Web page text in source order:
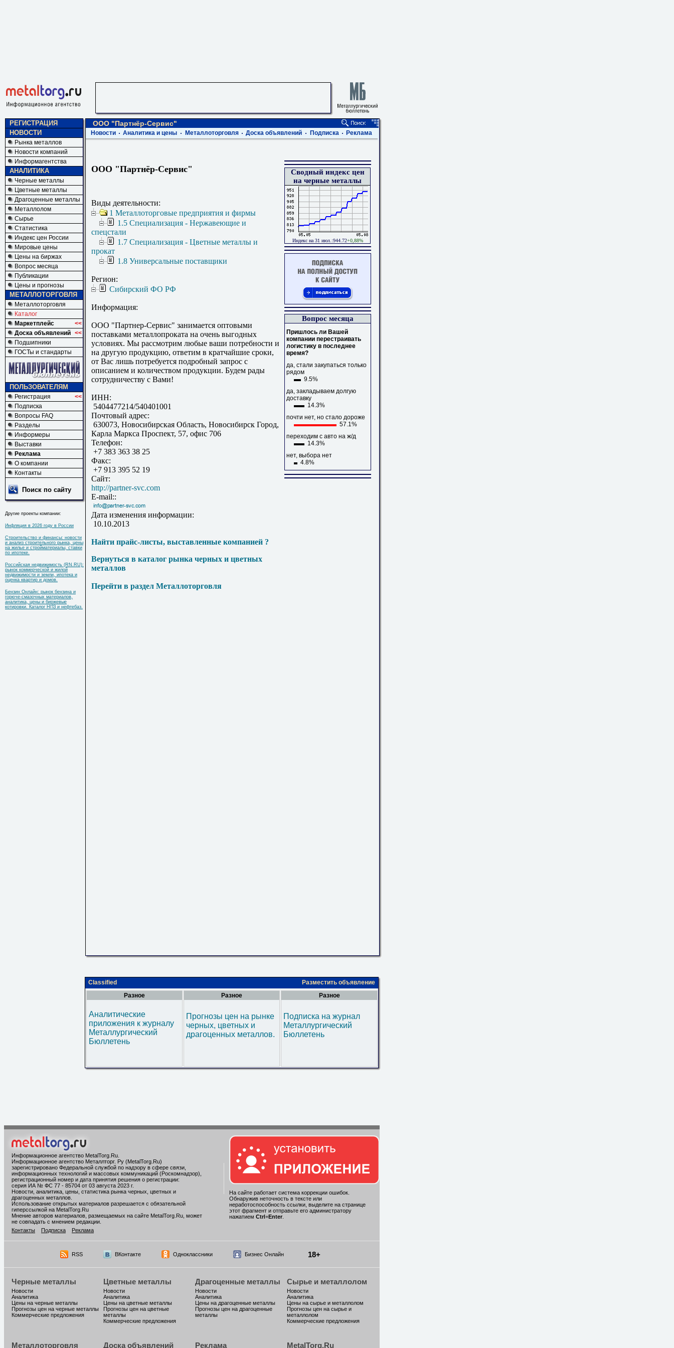
РЕГИСТРАЦИЯ
НОВОСТИ
Рынка металлов
Новости компаний
Информагентства
АНАЛИТИКА
Черные металлы
Цветные металлы
Драгоценные металлы
Металлолом
Сырье
Статистика
Индекс цен России
Мировые цены
Цены на биржах
Вопрос месяца
Публикации
Цены и прогнозы
МЕТАЛЛОТОРГОВЛЯ
Металлоторговля
Каталог
Маркетплейс
<<
Доска объявлений <<
Подшипники
ГОСТы и стандарты
ПОЛЬЗОВАТЕЛЯМ
Регистрация
<<
Подписка
Вопросы FAQ
Разделы
Информеры
Выставки
Реклама
О компании
Контакты
Поиск по сайту
Другие проекты компании:
Инфляция в 2026 году в России
Строительство и финансы: новости
и анализ строительного рынка, цены
на жилье и стройматериалы, ставки
по ипотеке.
Российская недвижимость (RN.RU):
рынок коммерческой и жилой
недвижимости и земли, ипотека и
оценка квартир и домов.
Бензин Онлайн: рынок бензина и
горюче-смазочных материалов,
аналитика, цены и биржевые
котировки. Каталог НПЗ и нефтебаз.
ООО "Партнёр-Сервис"
Новости Аналитика и цены Металлоторговля Доска объявлений Подписка Реклама
ООО "Партнёр-Сервис"
Виды деятельности:
1 Металлоторговые предприятия и фирмы
1.5 Специализация - Нержавеющие и
спецстали
1.7 Специализация - Цветные металлы и
прокат
1.8 Универсальные поставщики
Регион:
Сибирский ФО РФ
Информация:
ООО "Партнер-Сервис" занимается оптовыми
поставками металлопроката на очень выгодных
условиях. Мы рассмотрим любые ваши потребности и
на другую продукцию, ответим в кратчайшие сроки,
от Вас лишь потребуется подробный запрос с
описанием и количеством продукции. Будем рады
сотрудничеству с Вами!
ИНН:
5404477214/540401001
Почтовый адрес:
630073, Новосибирская Область, Новосибирск Город,
Карла Маркса Проспект, 57, офис 706
Телефон:
+7 383 363 38 25
Факс:
+7 913 395 52 19
Сайт:
http://partner-svc.com
E-mail::
Дата изменения информации:
10.10.2013
Найти прайс-листы, выставленные компанией ?
Вернуться в каталог рынка черных и цветных
металлов
Перейти в раздел Металлоторговля
Сводный индекс цен
на черные металлы
Индекс на 31 июл.:944.72+0,88%
Вопрос месяца
Пришлось ли Вашей
компании перестраивать
логистику в последнее
время?
да, стали закупаться только
рядом
9.5%
да, закладываем долгую
доставку
14.3%
почти нет, но стало дороже
57.1%
переходим с авто на ж/д
14.3%
нет, выбора нет
4.8%
Classified
Разместить объявление
Разное
Аналитические
приложения к журналу
Металлургический
Бюллетень
Разное
Прогнозы цен на рынке
черных, цветных и
драгоценных металлов.
Разное
Подписка на журнал
Металлургический
Бюллетень
Информационное агентство MetalTorg.Ru
Информационное агентство Металлторг. Ру (MetalTorg.Ru)
зарегистрировано Федеральной службой по надзору в сфере связи,
информационных технологий и массовых коммуникаций (Роскомнадзор),
регистрационный номер и дата принятия решения о регистрации:
серия ИА № ФС 77 - 85704 от 03 августа 2023 г.
Новости, аналитика, цены, статистика рынка черных, цветных и
драгоценных металлов.
Использование открытых материалов разрешается с обязательной
гиперссылкой на MetalTorg.Ru
Мнение авторов материалов, размещаемых на сайте MetalTorg.Ru, может
не совпадать с мнением редакции.
Контакты
Подписка Реклама
На сайте работает система коррекции ошибок.
Обнаружив неточность в тексте или
неработоспособность ссылки, выделите на странице
этот фрагмент и отправьте его администратору
нажатием Ctrl +Enter.
RSS ВКонтакте Одноклассники Бизнес Онлайн 18+
Черные металлы
Новости
Аналитика
Цены на черные металлы
Прогнозы цен на черные металлы
Коммерческие предложения
Цветные металлы
Новости
Аналитика
Цены на цветные металлы
Прогнозы цен на цветные
металлы
Коммерческие предложения
Драгоценные металлы
Новости
Аналитика
Цены на драгоценные металлы
Прогнозы цен на драгоценные
металлы
Сырье и металлолом
Новости
Аналитика
Цены на сырье и металлолом
Прогнозы цен на сырье и
металлолом
Коммерческие предложения
Металлоторговля Доска объявлений Реклама MetalTorg.Ru